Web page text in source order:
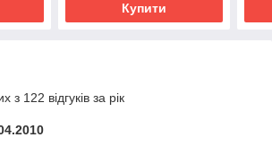
Купити
з 122 відгуків за рік